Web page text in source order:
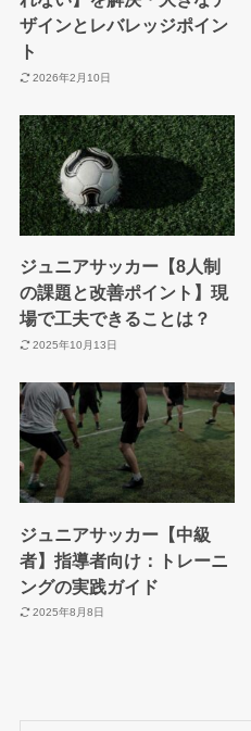
ザインとレバレッジポイン
ト
2026年2月10日
ジュニアサッカー【8人制
の課題と改善ポイント】現
場で工夫できることは？
2025年10月13日
ジュニアサッカー【中級
者】指導者向け：トレーニ
ングの実践ガイド
2025年8月8日